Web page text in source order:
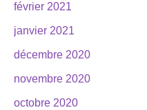
février 2021
janvier 2021
décembre 2020
novembre 2020
octobre 2020